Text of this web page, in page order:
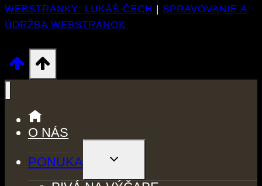
WEBSTRÁNKY: LUKÁŠ ČECH
SPRAVOVANIE A
ÚDRŽBA WEBSTRÁNOK
O NÁS
PONUKA
TOGGLE